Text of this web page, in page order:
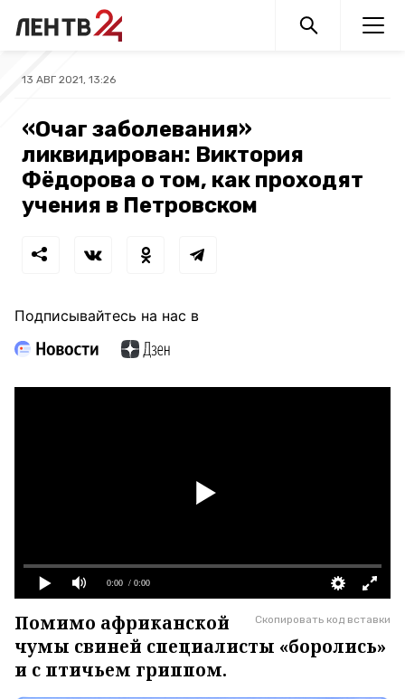
13 АВГ 2021, 13:26
«Очаг заболевания»
ликвидирован: Виктория
Фёдорова о том, как проходят
учения в Петровском
Подписывайтесь на нас в
0:00 / 0:00
Скопировать код вставки
Помимо африканской
чумы свиней специалисты «боролись»
и с птичьем гриппом.